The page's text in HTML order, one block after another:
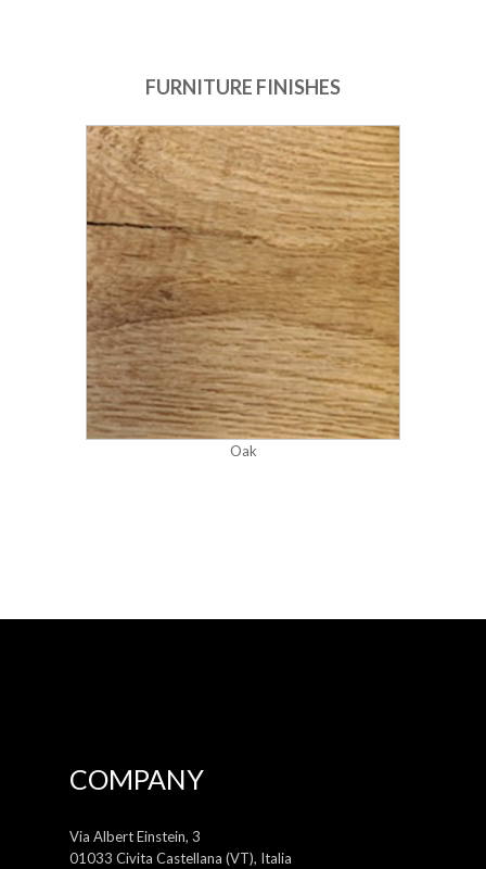
FURNITURE FINISHES
Oak
COMPANY
Via Albert Einstein, 3
01033 Civita Castellana (VT), Italia